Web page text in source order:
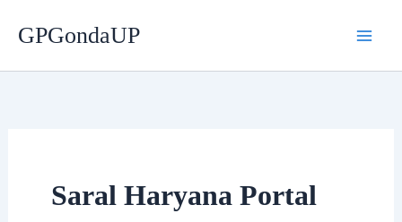
GPGondaUP
Saral Haryana Portal